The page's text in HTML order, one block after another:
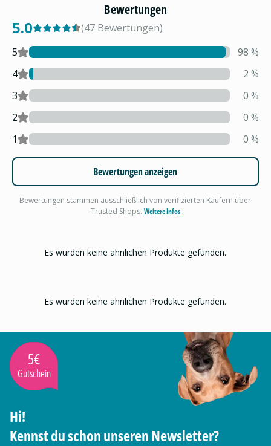
Bewertungen
5.0 (47 Bewertungen)
5
98 %
4
2 %
3
0 %
2
0 %
1
0 %
Bewertungen anzeigen
Bewertungen stammen ausschließlich von verifizierten Käufern über
Trusted Shops. Weitere Infos
Es wurden keine ähnlichen Produkte gefunden.
Es wurden keine ähnlichen Produkte gefunden.
5€
Gutschein
Hi!
Kennst du schon unseren Newsletter?